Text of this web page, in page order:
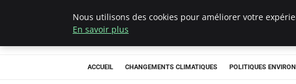
ACCUEIL CHANGEMENTS CLIMATIQUES POLITIQUES
Nous utilisons des cookies pour améliorer votre
En savoir plus